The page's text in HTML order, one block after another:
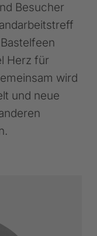
Besucher
Herz für
wird
und neue